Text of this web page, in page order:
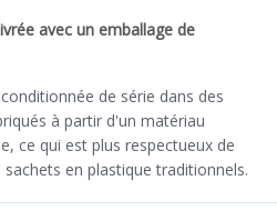
avec un emballage de
de série dans des
à partir d'un matériau
ce qui est plus respectueux de
en plastique traditionnels.